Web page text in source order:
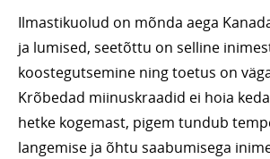
Ilmastikuolud on mõnda aega
ja lumised, seetõttu on selline
koostegutsemine ning toetus on
Krõbedad miinuskraadid ei hoia
hetke kogemast, pigem tundub
langemise ja õhtu saabumisega